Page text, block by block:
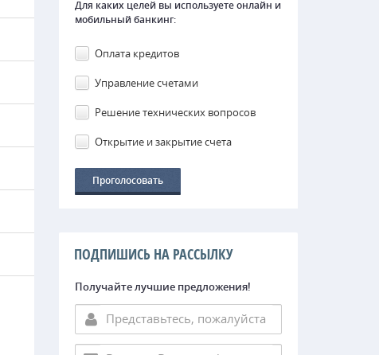
Для каких целей вы используете онлайн и
мобильный банкинг:
Оплата кредитов
Управление счетами
Решение технических вопросов
Открытие и закрытие счета
ПОДПИШИСЬ НА РАССЫЛКУ
Получайте лучшие предложения!